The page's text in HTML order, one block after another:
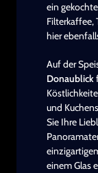
ein
Filterkaffee,
hier
Auf der
Donaublick
und
Sie Ihre
einem Glas